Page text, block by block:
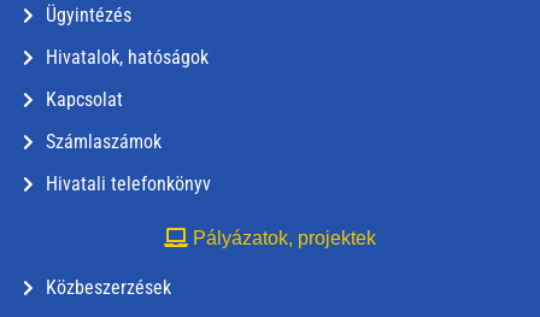
Ügyintézés
Hivatalok, hatóságok
Kapcsolat
Számlaszámok
Hivatali telefonkönyv
Pályázatok, projektek
Közbeszerzések